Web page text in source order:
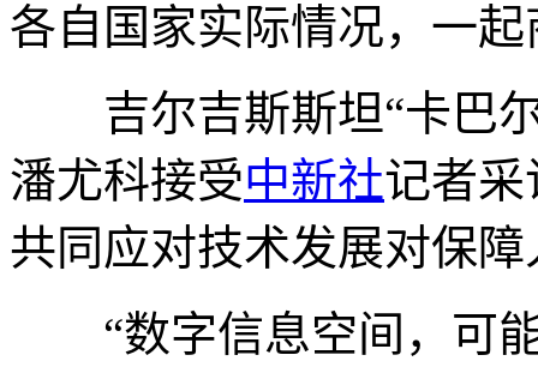
各自国家实际情况，一
吉尔吉斯斯坦“卡巴尔
潘尤科接受中新社记者
共同应对技术发展对保
“数字信息空间，可能